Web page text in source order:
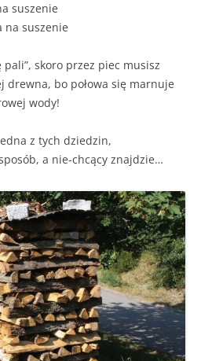
suszenie
na suszenie
pali”, skoro przez piec musisz
drewna, bo połowa się marnuje
wody!
z tych dziedzin,
a nie-chcący znajdzie…